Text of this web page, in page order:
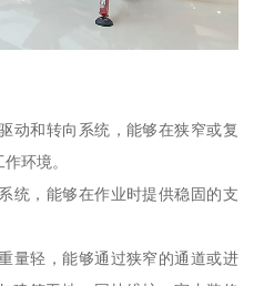
动和转向系统，能够在狭窄或复
环境。
统，能够在作业时提供稳固的支
量轻，能够通过狭窄的通道或进